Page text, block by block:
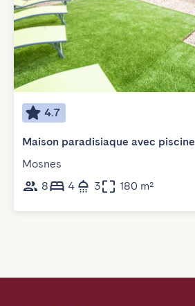
4.7
Maison paradisiaque avec piscine
Mosnes
8
4 3 180 m²